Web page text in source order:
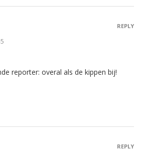
reporter: overal als de kippen bij!
REPLY
REPLY